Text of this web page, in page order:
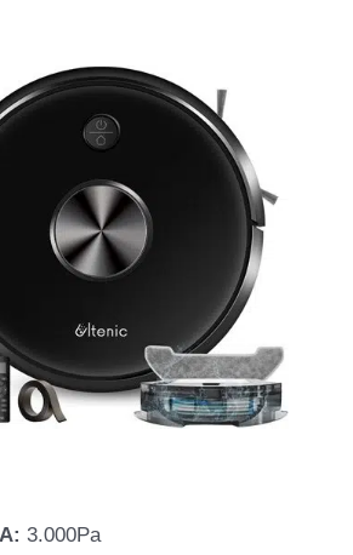
3.000Pa